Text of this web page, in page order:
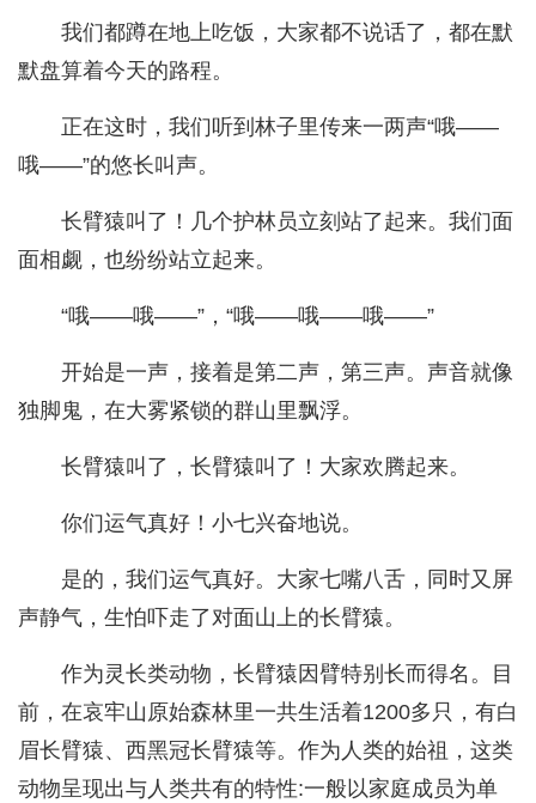
我们都蹲在地上吃饭，大家都不说话了，都在默
默盘算着今天的路程。
正在这时，我们听到林子里传来一两声“哦——
哦——”的悠长叫声。
长臂猿叫了！几个护林员立刻站了起来。我们面
面相觑，也纷纷站立起来。
“哦——哦——”，“哦——哦——哦——”
开始是一声，接着是第二声，第三声。声音就像
独脚鬼，在大雾紧锁的群山里飘浮。
长臂猿叫了，长臂猿叫了！大家欢腾起来。
你们运气真好！小七兴奋地说。
是的，我们运气真好。大家七嘴八舌，同时又屏
声静气，生怕吓走了对面山上的长臂猿。
作为灵长类动物，长臂猿因臂特别长而得名。目
前，在哀牢山原始森林里一共生活着1200多只，有白
眉长臂猿、西黑冠长臂猿等。作为人类的始祖，这类
动物呈现出与人类共有的特性:一般以家庭成员为单